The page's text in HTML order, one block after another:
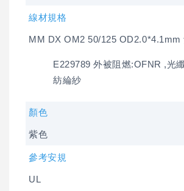
線材規格
MM DX OM2 50/125 OD2.0*4.1mm
E229789 外被阻燃:OFNR ,光
紡綸紗
顏色
紫色
參考安規
UL